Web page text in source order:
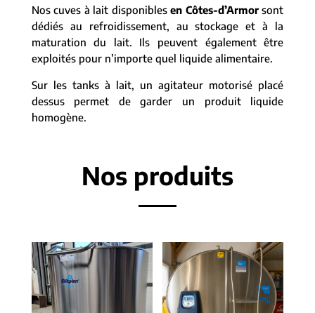
Nos cuves à lait disponiblesen Côtes-d’Armorsont
dédiés au refroidissement, au stockage et à la
maturation du lait. Ils peuvent également être
exploités pour n’importe quel liquide alimentaire.
Sur les tanks à lait, un agitateur motorisé placé
dessus permet de garder un produit liquide
homogène.
Nos produits